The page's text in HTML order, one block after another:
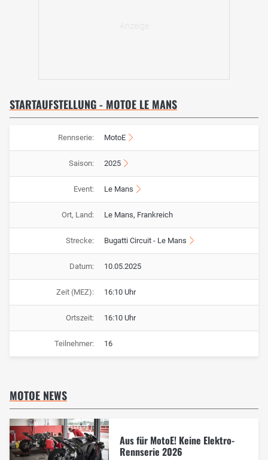
STARTAUFSTELLUNG - MOTOE LE MANS
Rennserie: MotoE
Saison: 2025
Event: Le Mans
Ort, Land: Le Mans, Frankreich
Strecke: Bugatti Circuit - Le Mans
Datum: 10.05.2025
Zeit (MEZ): 16:10 Uhr
Ortszeit: 16:10 Uhr
Teilnehmer: 16
MOTOE NEWS
Aus für MotoE! Keine Elektro-
Rennserie 2026